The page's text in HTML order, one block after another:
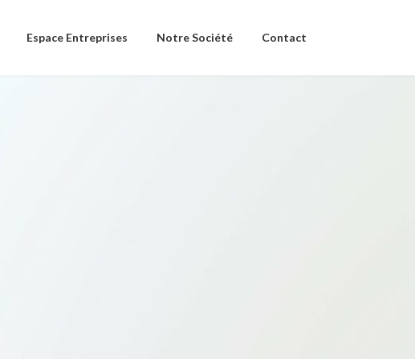
Espace Entreprises Notre Société Contact